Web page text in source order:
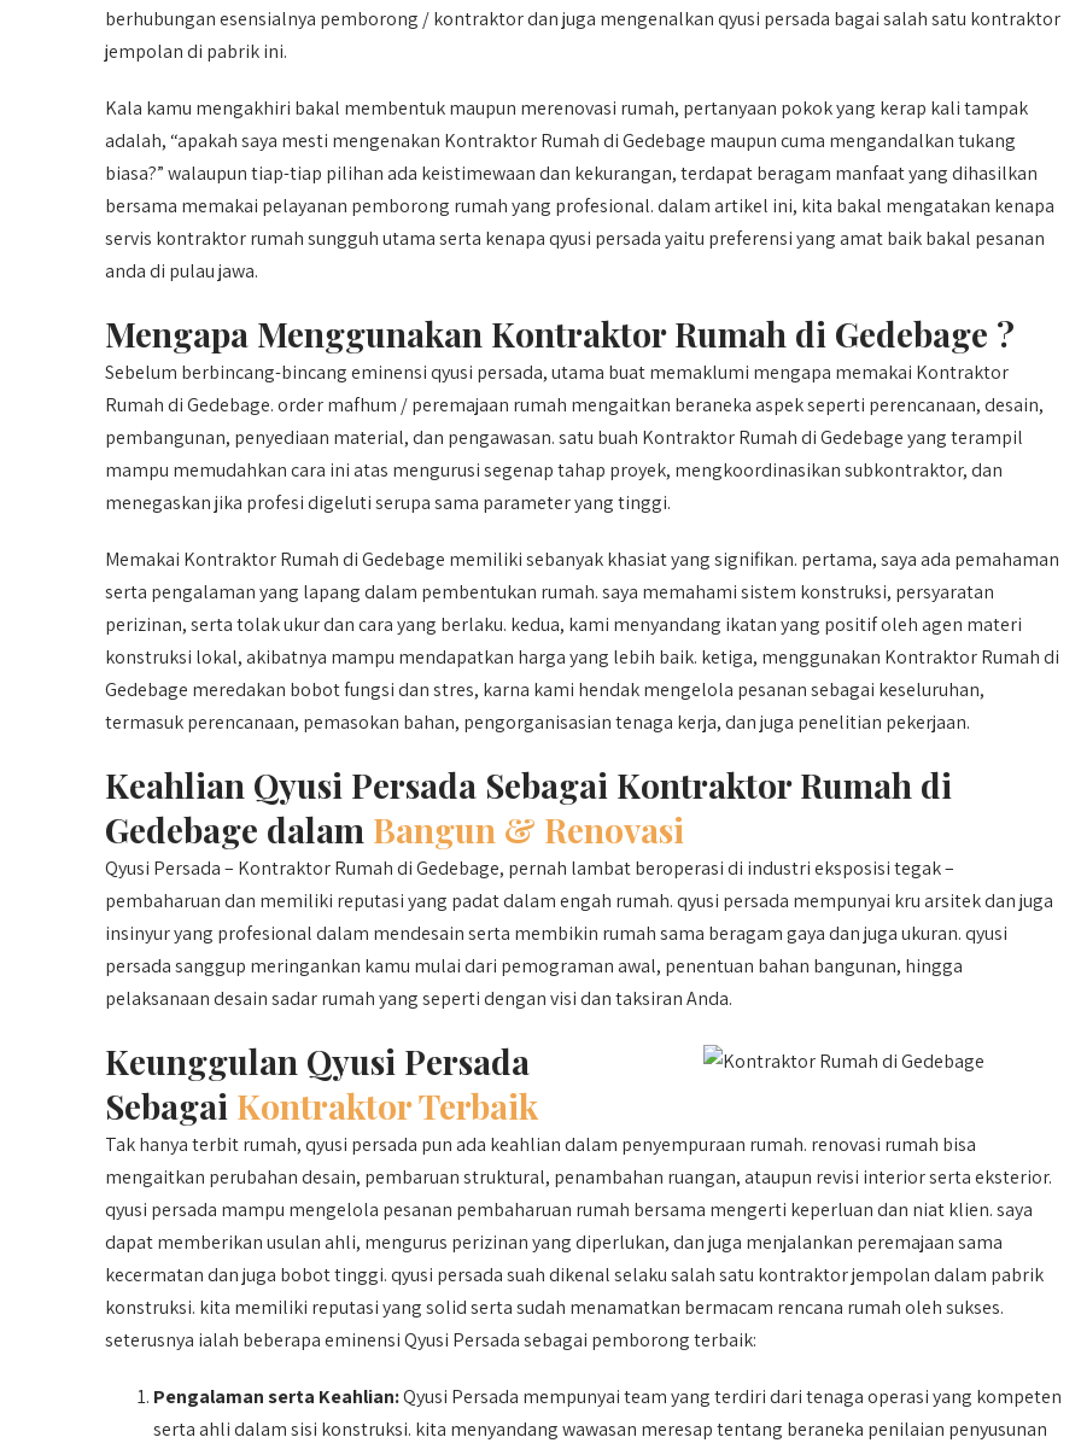
berhubungan esensialnya pemborong / kontraktor dan juga mengenalkan qyusi persada bagai salah satu kontraktor
jempolan di pabrik ini.
Kala kamu mengakhiri bakal membentuk maupun merenovasi rumah, pertanyaan pokok yang kerap kali tampak
adalah, “apakah saya mesti mengenakan Kontraktor Rumah di Gedebage maupun cuma mengandalkan tukang
biasa?” walaupun tiap-tiap pilihan ada keistimewaan dan kekurangan, terdapat beragam manfaat yang dihasilkan
bersama memakai pelayanan pemborong rumah yang profesional. dalam artikel ini, kita bakal mengatakan kenapa
servis kontraktor rumah sungguh utama serta kenapa qyusi persada yaitu preferensi yang amat baik bakal pesanan
anda di pulau jawa.
Mengapa Menggunakan Kontraktor Rumah di Gedebage ?
Sebelum berbincang-bincang eminensi qyusi persada, utama buat memaklumi mengapa memakai Kontraktor
Rumah di Gedebage. order mafhum / peremajaan rumah mengaitkan beraneka aspek seperti perencanaan, desain,
pembangunan, penyediaan material, dan pengawasan. satu buah Kontraktor Rumah di Gedebage yang terampil
mampu memudahkan cara ini atas mengurusi segenap tahap proyek, mengkoordinasikan subkontraktor, dan
menegaskan jika profesi digeluti serupa sama parameter yang tinggi.
Memakai Kontraktor Rumah di Gedebage memiliki sebanyak khasiat yang signifikan. pertama, saya ada pemahaman
serta pengalaman yang lapang dalam pembentukan rumah. saya memahami sistem konstruksi, persyaratan
perizinan, serta tolak ukur dan cara yang berlaku. kedua, kami menyandang ikatan yang positif oleh agen materi
konstruksi lokal, akibatnya mampu mendapatkan harga yang lebih baik. ketiga, menggunakan Kontraktor Rumah di
Gedebage meredakan bobot fungsi dan stres, karna kami hendak mengelola pesanan sebagai keseluruhan,
termasuk perencanaan, pemasokan bahan, pengorganisasian tenaga kerja, dan juga penelitian pekerjaan.
Keahlian Qyusi Persada Sebagai Kontraktor Rumah di
Gedebage dalam Bangun & Renovasi
Qyusi Persada – Kontraktor Rumah di Gedebage, pernah lambat beroperasi di industri eksposisi tegak –
pembaharuan dan memiliki reputasi yang padat dalam engah rumah. qyusi persada mempunyai kru arsitek dan juga
insinyur yang profesional dalam mendesain serta membikin rumah sama beragam gaya dan juga ukuran. qyusi
persada sanggup meringankan kamu mulai dari pemograman awal, penentuan bahan bangunan, hingga
pelaksanaan desain sadar rumah yang seperti dengan visi dan taksiran Anda.
Keunggulan Qyusi Persada
Sebagai Kontraktor Terbaik
Tak hanya terbit rumah, qyusi persada pun ada keahlian dalam penyempuraan rumah. renovasi rumah bisa
mengaitkan perubahan desain, pembaruan struktural, penambahan ruangan, ataupun revisi interior serta eksterior.
qyusi persada mampu mengelola pesanan pembaharuan rumah bersama mengerti keperluan dan niat klien. saya
dapat memberikan usulan ahli, mengurus perizinan yang diperlukan, dan juga menjalankan peremajaan sama
kecermatan dan juga bobot tinggi. qyusi persada suah dikenal selaku salah satu kontraktor jempolan dalam pabrik
konstruksi. kita memiliki reputasi yang solid serta sudah menamatkan bermacam rencana rumah oleh sukses.
seterusnya ialah beberapa eminensi Qyusi Persada sebagai pemborong terbaik:
Pengalaman serta Keahlian:Qyusi Persada mempunyai team yang terdiri dari tenaga operasi yang kompeten
serta ahli dalam sisi konstruksi. kita menyandang wawasan meresap tentang beraneka penilaian penyusunan